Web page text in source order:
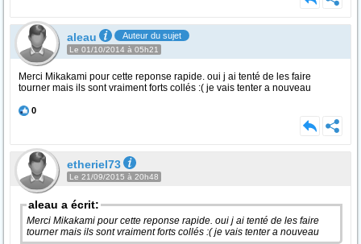
aleau Auteur du sujet
Le 01/10/2014 à 05h21
Merci Mikakami pour cette reponse rapide. oui j ai tenté de les faire
tourner mais ils sont vraiment forts collés :( je vais tenter a nouveau
0
etheriel73
Le 21/09/2015 à 20h48
aleau a écrit:
Merci Mikakami pour cette reponse rapide. oui j ai tenté de les faire
tourner mais ils sont vraiment forts collés :( je vais tenter a nouveau